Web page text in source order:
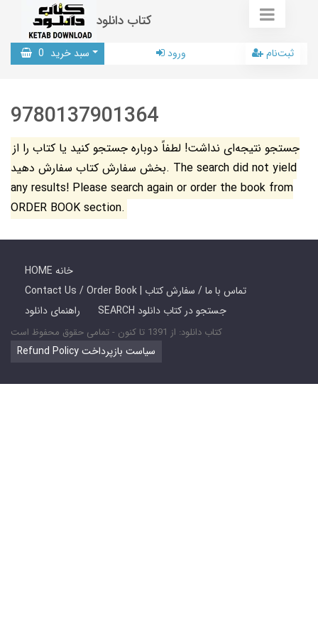
کتاب دانلود
سبد خرید 0 ورود ثبت‌نام
9780137901364
جستجو نتیجه‌ای نداشت! لطفاً دوباره جستجو کنید یا کتاب را از
بخش سفارش کتاب سفارش دهید. The search did not yield
any results! Please search again or order the book from
ORDER BOOK section.
HOME خانه
Contact Us / Order Book | تماس با ما / سفارش کتاب
راهنمای دانلود
SEARCH جستجو در کتاب دانلود
کتاب دانلود: از 1391 تا کنون - تمامی حقوق محفوظ است
Refund Policy سیاست بازپرداخت